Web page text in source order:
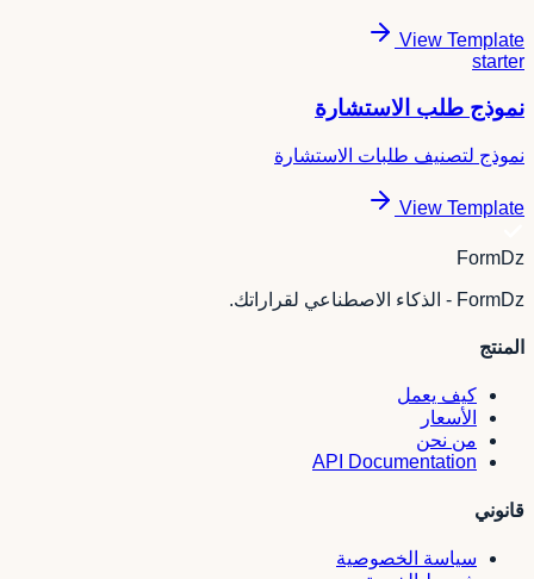
View Template
starter
نموذج طلب الاستشارة
نموذج لتصنيف طلبات الاستشارة
View Template
FormDz
FormDz - الذكاء الاصطناعي لقراراتك.
المنتج
كيف يعمل
الأسعار
من نحن
API Documentation
قانوني
سياسة الخصوصية